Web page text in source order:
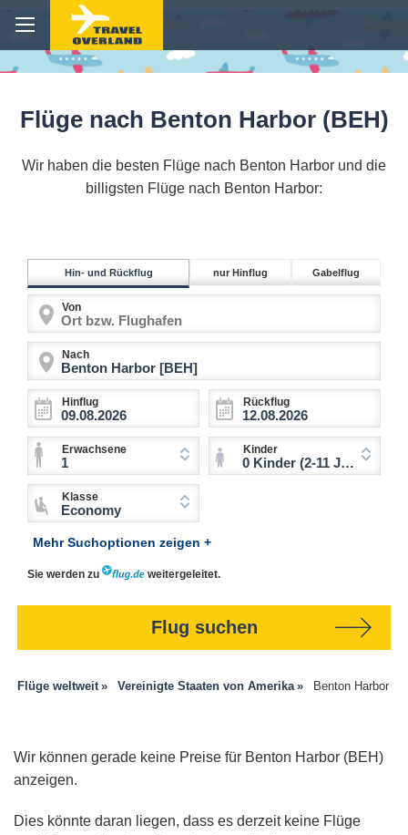
Flüge nach Benton Harbor (BEH)
Wir haben die besten Flüge nach Benton Harbor und die
billigsten Flüge nach Benton Harbor:
Hin- und Rückflug nur Hinflug Gabelflug
Von
Nach
Hinflug Rückflug
Erwachsene
1
Kinder
0 Kinder (2-11 Jahre)
Klasse
Economy
Mehr Suchoptionen zeigen +
Sie werden zu weitergeleitet.
Flug suchen
Flüge weltweit Vereinigte Staaten von Amerika Benton Harbor
Wir können gerade keine Preise für Benton Harbor (BEH)
anzeigen.
Dies könnte daran liegen, dass es derzeit keine Flüge